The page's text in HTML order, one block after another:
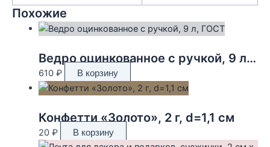
Похожие
Ведро оцинкованное с ручкой, 9 л, ГОСТ
610 ₽ В корзину
Конфетти «Золото», 2 г, d=1,1 см
20 ₽ В корзину